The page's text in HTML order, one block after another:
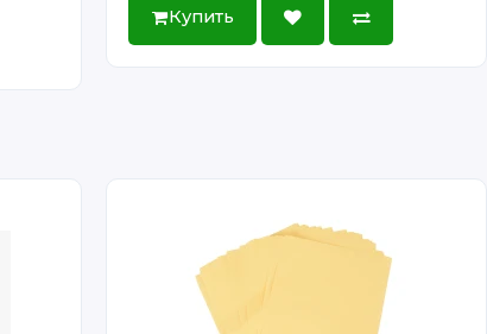
Купить